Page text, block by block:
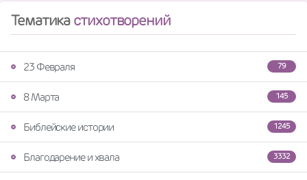
Тематикастихотворений
79
23 Февраля
145
8 Марта
1245
Библейские истории
3332
Благодарение и хвала